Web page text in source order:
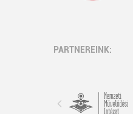
PARTNEREINK: